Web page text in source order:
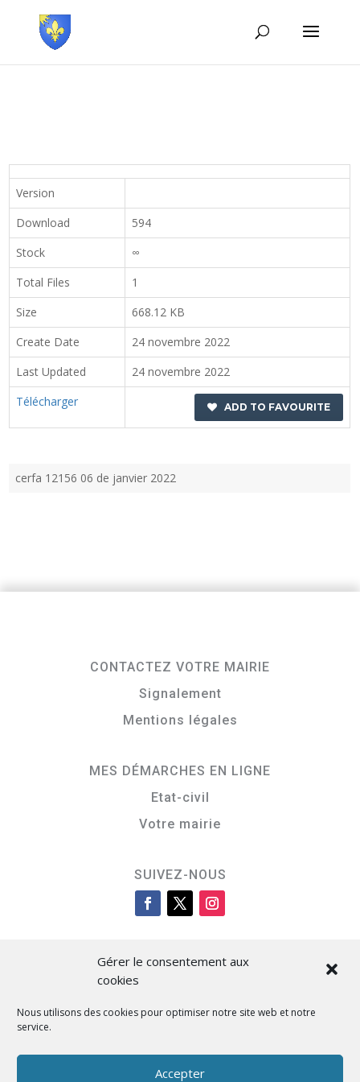
Gérer le consentement aux
cookies
Nous utilisons des cookies pour optimiser notre site web et notre
service.
Accepter
Version
Download
594
Stock
∞
Total Files
1
Size
668.12 KB
Create Date
24 novembre 2022
Last Updated
24 novembre 2022
Télécharger
ADD TO FAVOURITE
cerfa 12156 06 de janvier 2022
CONTACTEZ VOTRE MAIRIE
Signalement
Mentions légales
MES DÉMARCHES EN LIGNE
Etat-civil
Votre mairie
SUIVEZ-NOUS
Cità di L’Isula